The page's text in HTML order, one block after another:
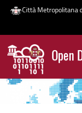
Salta
contenuto
principale
Città Metropolitana
Open
News